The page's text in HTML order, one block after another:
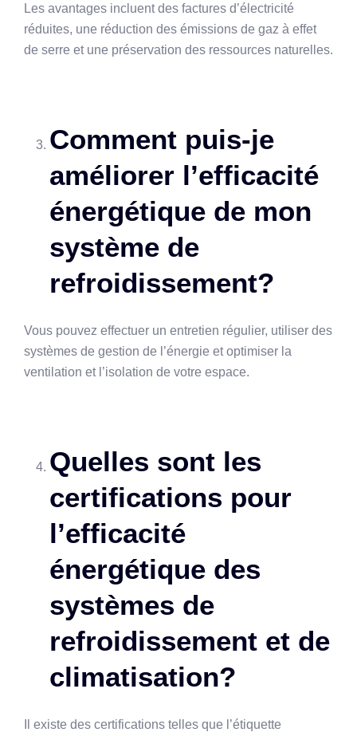
Les avantages incluent des factures d’électricité
réduites, une réduction des émissions de gaz à effet
de serre et une préservation des ressources naturelles.
Comment puis-je
améliorer l’efficacité
énergétique de mon
système de
refroidissement?
Vous pouvez effectuer un entretien régulier, utiliser des
systèmes de gestion de l’énergie et optimiser la
ventilation et l’isolation de votre espace.
Quelles sont les
certifications pour
l’efficacité
énergétique des
systèmes de
refroidissement et de
climatisation?
Il existe des certifications telles que l’étiquette